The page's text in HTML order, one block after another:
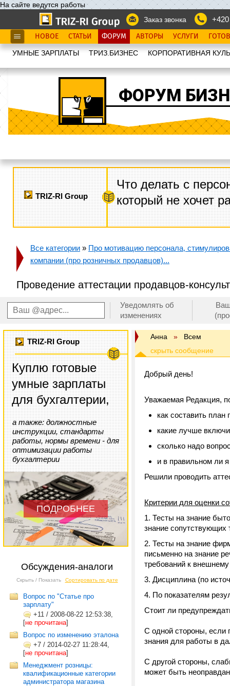
На сайте ведутся работы
Заказ звонка
НОВОЕ СТАТЬИ ФОРУМ АВТОРЫ УСЛУГИ
УМНЫЕ ЗАРПЛАТЫ ТРИЗ.БИЗНЕС КОРПОРАТИВНАЯ
ФОРУМ
TRIZ-RI Group
Что делать с
который не хочет
Все категории » Про мотивацию персонала,
компании (про розничных продавцов)...
Проведение аттестации продавцов-
Уведомлять об
изменениях
TRIZ-RI Group
Куплю готовые
умные зарплаты
для бухгалтерии,
а также: должностные
инструкции, стандарты
работы, нормы времени - для
оптимизации работы
бухгалтерии
ПОДРОБНЕЕ
Обсуждения-аналоги
Скрыть / Показать Сортировать по дате
Вопрос по "Статье про
зарплату"
+11 / 2008-08-22 12:53:38,
[не прочитана]
Вопрос по изменению эталона
+7 / 2014-02-27 11:28:44,
[не прочитана]
Менеджмент розницы:
квалификационные категории
администратора магазина
Анна » Всем
Добрый день!
Уважаемая Редакция,
как составить план
какие лучше
сколько надо
и в правильном ли
Решили проводить
Критерии для оценки
Тесты на знание
знание сопутствующих
Тесты на знание
письменно на знание
требований к
Дисциплина (по
По показателям
Стоит ли
С одной стороны, если
знания для работы в
С другой стороны,
может быть